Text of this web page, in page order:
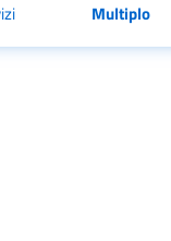
Multiplo